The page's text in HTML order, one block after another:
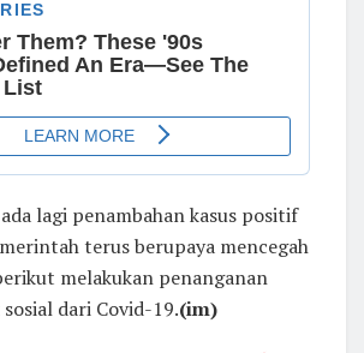
lagi penambahan kasus positif
terus berupaya mencegah
melakukan penanganan
dari Covid-19.(im)